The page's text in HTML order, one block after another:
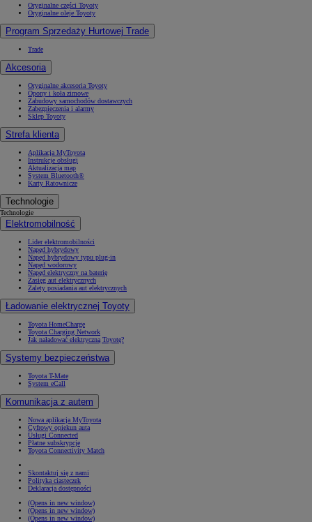
Oryginalne części Toyoty
Oryginalne oleje Toyoty
Program Sprzedaży Hurtowej Trade
Trade
Akcesoria
Oryginalne akcesoria Toyoty
Opony i koła zimowe
Zabudowy samochodów dostawczych
Zabezpieczenia i alarmy
Sklep Toyoty
Strefa klienta
Aplikacja MyToyota
Instrukcje obsługi
Aktualizacja map
System Bluetooth®
Karty Ratownicze
Technologie
Technologie
Elektromobilność
Lider elektromobilności
Napęd hybrydowy
Napęd hybrydowy typu plug-in
Napęd wodorowy
Napęd elektryczny na baterię
Zasięg aut elektrycznych
Zalety posiadania aut elektrycznych
Ładowanie elektrycznej Toyoty
Toyota HomeCharge
Toyota Charging Network
Jak naładować elektryczną Toyotę?
Systemy bezpieczeństwa
Toyota T-Mate
System eCall
Komunikacja z autem
Nowa aplikacja MyToyota
Cyfrowy opiekun auta
Usługi Connected
Płatne subskrypcje
Toyota Connectivity Match
Skontaktuj się z nami
Polityka ciasteczek
Deklaracja dostępności
(Opens in new window)
(Opens in new window)
(Opens in new window)